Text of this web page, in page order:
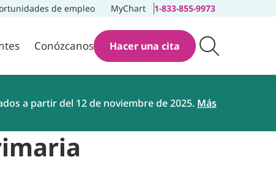
de empleo MyChart 1-833-855-9973
Conózcanos Hacer una cita
a partir del 12 de noviembre de 2025. Más